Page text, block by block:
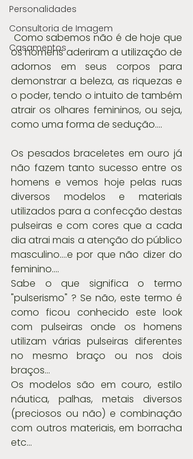
Personalidades
Consultoria de Imagem
Casamentos
os homens aderiram a utilização de
adornos em seus corpos para
demonstrar a beleza, as riquezas e
o poder, tendo o intuito de também
atrair os olhares femininos, ou seja,
como uma forma de sedução....
Os pesados braceletes em ouro já
não fazem tanto sucesso entre os
homens e vemos hoje pelas ruas
diversos modelos e materiaIs
utilizados para a confecção destas
pulseiras e com cores que a cada
dia atrai mais a atenção do público
masculino....e por que não dizer do
feminino....
Sabe o que significa o termo
"pulserismo" ? Se não, este termo é
como ficou conhecido este look
com pulseiras onde os homens
utilizam várias pulseiras diferentes
no mesmo braço ou nos dois
braços...
Os modelos são em couro, estilo
náutica, palhas, metais diversos
(preciosos ou não) e combinação
com outros materiais, em borracha
etc...